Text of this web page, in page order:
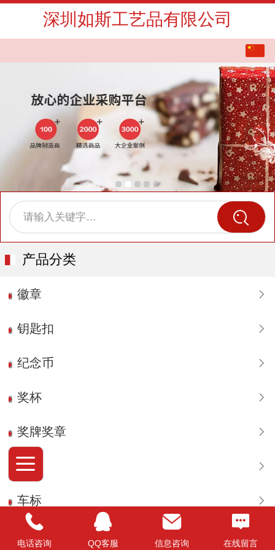
深圳如斯工艺品有限公司
English
Pусский
请输入关键字…
产品分类
徽章
钥匙扣
纪念币
奖杯
奖牌奖章
袖扣
车标
领带夹/钱夹
电话咨询 QQ客服 信息咨询 在线留言